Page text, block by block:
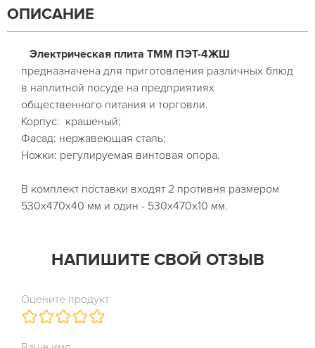
ОПИСАНИЕ
Электрическая плита ТММ ПЭТ-4ЖШ
предназначена для приготовления различных блюд
в наплитной посуде на предприятиях
общественного питания и торговли.
Корпус: крашеный;
Фасад: нержавеющая сталь;
Ножки: регулируемая винтовая опора.
В комплект поставки входят 2 противня размером
530х470х40 мм и один - 530х470х10 мм.
НАПИШИТЕ СВОЙ ОТЗЫВ
Оцените продукт